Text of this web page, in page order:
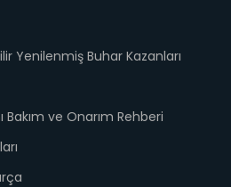
Yenilenmiş Buhar Kazanları
Bakım ve Onarım Rehberi